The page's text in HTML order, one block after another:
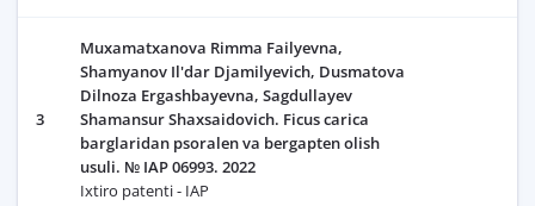
3
Muxamatxanova Rimma Failyevna,
Shamyanov Il'dar Djamilyevich, Dusmatova
Dilnoza Ergashbayevna, Sagdullayev
Shamansur Shaxsaidovich. Ficus carica
barglaridan psoralen va bergapten olish
usuli. № IAP 06993. 2022
Ixtiro patenti - IAP